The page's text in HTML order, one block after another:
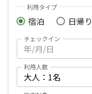
利用タイプ
宿泊 日帰り
チェックイン
利用人数